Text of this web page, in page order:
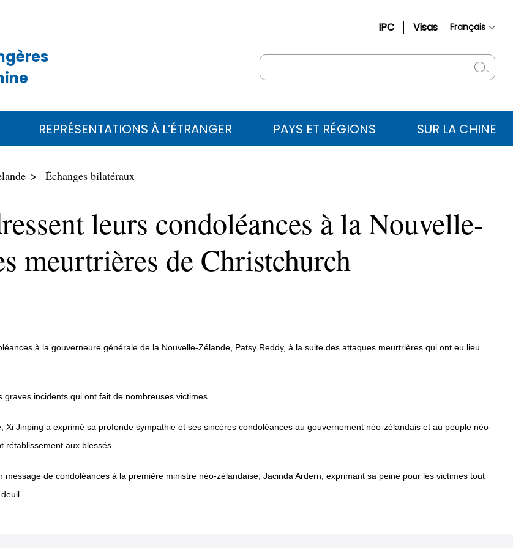
IPC Visas Français
English
عربي
REPRÉSENTATIONS À L’ÉTRANGER PAYS ET RÉGIONS SUR LA CHINE
Échanges bilatéraux
leurs condoléances à la Nouvelle-
meurtrières de Christchurch
à la gouverneure générale de la Nouvelle-Zélande, Patsy Reddy, à la suite des attaques meurtrières qui ont eu lieu
incidents qui ont fait de nombreuses victimes.
Jinping a exprimé sa profonde sympathie et ses sincères condoléances au gouvernement néo-zélandais et au peuple néo-
rétablissement aux blessés.
de condoléances à la première ministre néo-zélandaise, Jacinda Ardern, exprimant sa peine pour les victimes tout